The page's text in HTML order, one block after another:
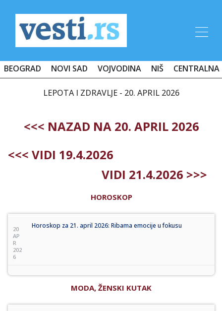
BEOGRAD NOVI SAD VOJVODINA NIŠ CENTRALNA
LEPOTA I ZDRAVLJE - 20. APRIL 2026
<<< NAZAD NA 20. APRIL 2026
<<< VIDI 19.4.2026
VIDI 21.4.2026 >>>
HOROSKOP
20
AP
R
202
6
Horoskop za 21. april 2026: Ribama emocije u fokusu
MODA, ŽENSKI KUTAK